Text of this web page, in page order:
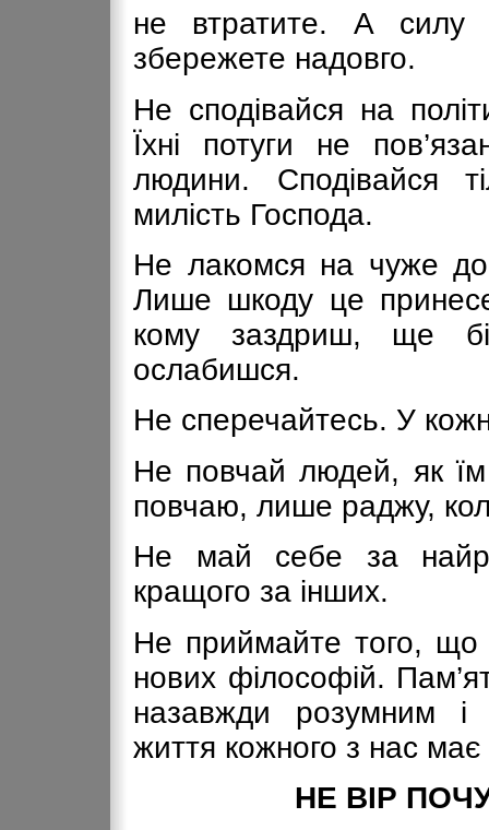
не втратите. А силу
збережете надовго.
Не сподівайся на
Їхні потуги не
людини. Сподівайся
милість Господа.
Не лакомся на чуже
Лише шкоду це
кому заздриш, ще
ослабишся.
Не сперечайтесь. У
Не повчай людей, як
повчаю, лише раджу,
Не май себе за
кращого за інших.
Не приймайте того,
нових філософій.
назавжди розумним
життя кожного з нас має
НЕ ВІР